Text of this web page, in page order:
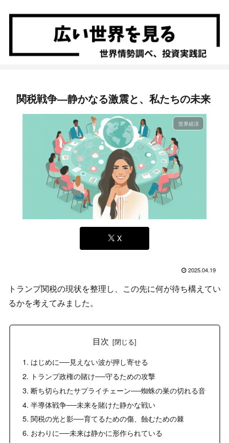
関税戦争―静かなる激震と、私たちの未来
世界経済
X
2025.04.19
トランプ関税の現状を整理し、この先に何が待ち構えてい
るかを考えてみました。
目次
はじめに──見えない波が押し寄せる
トランプ政権の賭け──守るための攻撃
断ち切られたサプライチェーン──蜘蛛の巣の切れる音
半導体戦争──未来を賭けた静かな戦い
関税の光と影──育てるための傷、蝕むための棘
おわりに──未来は静かに形作られている